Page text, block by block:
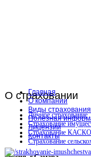
О страховании
Личное страхование
Страхование
Страхование КАСКО
Страхование
Главная
О компании
Виды страхования
Полезная
Лицензии
Контакты